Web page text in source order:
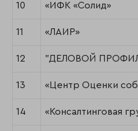
10 «ИФК «Солид»
11 «ЛАИР»
12 "ДЕЛОВОЙ
13 «Центр Оценки
14 «Консалтинговая